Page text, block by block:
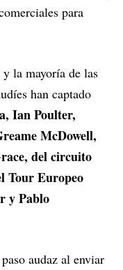
para
la mayoría de las
han captado
Ian Poulter,
McDowell,
del circuito
Tour Europeo
y Pablo
audaz al enviar